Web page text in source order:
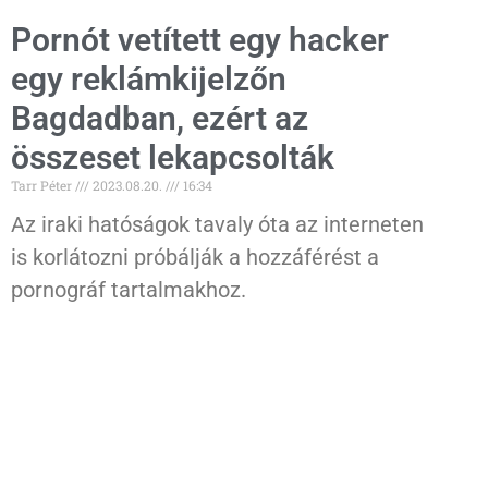
Pornót vetített egy hacker
egy reklámkijelzőn
Bagdadban, ezért az
összeset lekapcsolták
Tarr Péter 2023.08.20. 16:34
Az iraki hatóságok tavaly óta az interneten
is korlátozni próbálják a hozzáférést a
pornográf tartalmakhoz.